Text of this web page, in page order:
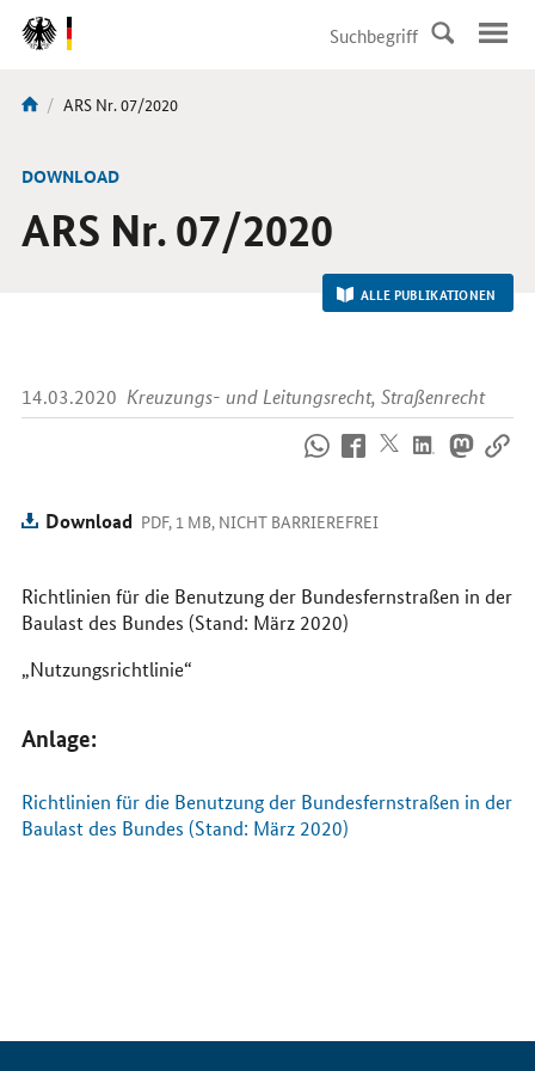
DirektZu:
Navigation
Sie
hier:
Aktuelle
ARS Nr. 07/2020
DOWNLOAD
ARS Nr. 07/2020
ALLE PUBLIKATIONEN
14.03.2020 Kreuzungs- und Leitungsrecht, Straßenrecht
uns
im
Download PDF, 1 MB, NICHT BARRIEREFREI
Richtlinien für die Benutzung der Bundesfernstraßen in der
Baulast des Bundes (Stand: März 2020)
„Nutzungsrichtlinie“
Anlage:
Richtlinien für die Benutzung der Bundesfernstraßen in der
Baulast des Bundes (Stand: März 2020)